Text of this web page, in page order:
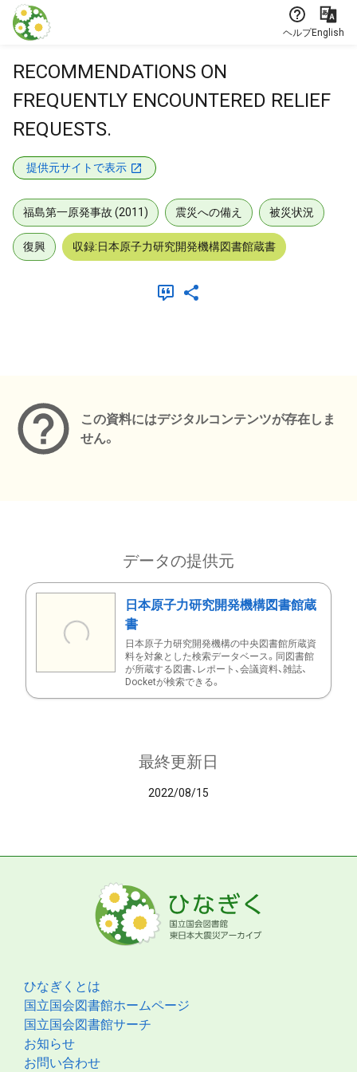
本文に飛ぶ
ヘルプEnglish
RECOMMENDATIONS ON
FREQUENTLY ENCOUNTERED RELIEF
REQUESTS.
提供元サイトで表示
福島第一原発事故 (2011) 震災への備え 被災状況
復興 収録:日本原子力研究開発機構図書館蔵書
この資料にはデジタルコンテンツが存在しま
せん。
データの提供元
日本原子力研究開発機構図書館蔵
書
日本原子力研究開発機構の中央図書館所蔵資
料を対象とした検索データベース。同図書館
が所蔵する図書、レポート、会議資料、雑誌、
Docketが検索できる。
最終更新日
2022/08/15
ひなぎくとは
国立国会図書館ホームページ
国立国会図書館サーチ
お知らせ
お問い合わせ